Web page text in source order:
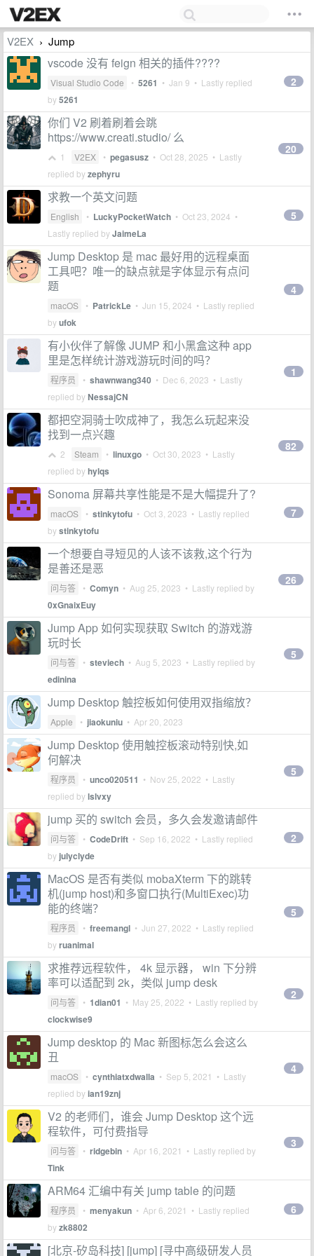
V2EX › Jump
vscode 没有 feign 相关的插件????
Visual Studio Code • 5261 • Jan 9 • Lastly replied
by5261
2
你们 V2 刷着刷着会跳
https://www.creati.studio/ 么
1 V2EX • pegasusz • Oct 28, 2025 • Lastly
replied byzephyru
20
求教一个英文问题
English • LuckyPocketWatch • Oct 23, 2024 •
Lastly replied byJaimeLa
5
Jump Desktop 是 mac 最好用的远程桌面
工具吧？唯一的缺点就是字体显示有点问
题
macOS • PatrickLe • Jun 15, 2024 • Lastly replied
byufok
4
有小伙伴了解像 JUMP 和小黑盒这种 app
里是怎样统计游戏游玩时间的吗？
程序员 • shawnwang340 • Dec 6, 2023 • Lastly
replied byNessajCN
1
都把空洞骑士吹成神了，我怎么玩起来没
找到一点兴趣
2 Steam • linuxgo • Oct 30, 2023 • Lastly
replied byhylqs
82
Sonoma 屏幕共享性能是不是大幅提升了?
macOS • stinkytofu • Oct 3, 2023 • Lastly replied
bystinkytofu
7
一个想要自寻短见的人该不该救,这个行为
是善还是恶
问与答 • Comyn • Aug 25, 2023 • Lastly replied by
0xGnaixEuy
26
Jump App 如何实现获取 Switch 的游戏游
玩时长
问与答 • steviech • Aug 5, 2023 • Lastly replied by
edinina
5
Jump Desktop 触控板如何使用双指缩放？
Apple • jiaokuniu • Apr 20, 2023
Jump Desktop 使用触控板滚动特别快,如
何解决
程序员 • unco020511 • Nov 25, 2022 • Lastly
replied bylslvxy
5
jump 买的 switch 会员，多久会发邀请邮件
问与答 • CodeDrift • Sep 16, 2022 • Lastly replied
by julyclyde
2
MacOS 是否有类似 mobaXterm 下的跳转
机(jump host)和多窗口执行(MultiExec)功
能的终端？
程序员 • freemangl • Jun 27, 2022 • Lastly replied
byruanimal
5
求推荐远程软件， 4k 显示器， win 下分辨
率可以适配到 2k，类似 jump desk
问与答 • 1dian01 • May 25, 2022 • Lastly replied by
clockwise9
2
Jump desktop 的 Mac 新图标怎么会这么
丑
macOS • cynthiatxdwalla • Sep 5, 2021 • Lastly
replied byian19znj
4
V2 的老师们，谁会 Jump Desktop 这个远
程软件，可付费指导
问与答 • ridgebin • Apr 16, 2021 • Lastly replied by
Tink
3
ARM64 汇编中有关 jump table 的问题
程序员 • menyakun • Apr 6, 2021 • Lastly replied
byzk8802
6
[北京-矽岛科技] [jump] [寻中高级研发人员